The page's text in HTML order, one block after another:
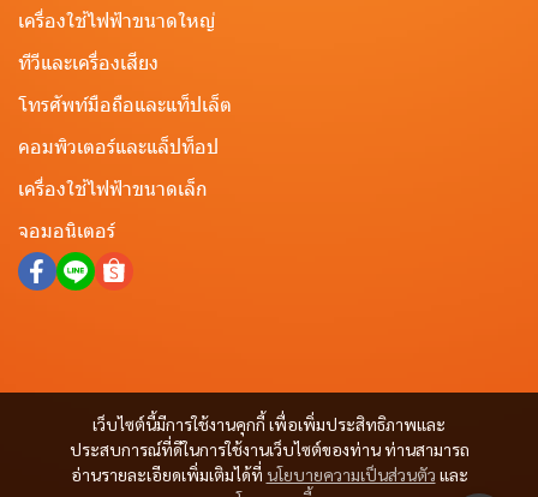
เว็บไซต์นี้มีการใช้งานคุกกี้ เพื่อเพิ่มประสิทธิภาพและ
ประสบการณ์ที่ดีในการใช้งานเว็บไซต์ของท่าน ท่านสามารถ
อ่านรายละเอียดเพิ่มเติมได้ที่ นโยบายความเป็นส่วนตัว และ
เครื่องใช้ไฟฟ้าขนาดใหญ่
ทีวีและเครื่องเสียง
โทรศัพท์มือถือและแท็ปเล็ต
คอมพิวเตอร์และแล็ปท็อป
เครื่องใช้ไฟฟ้าขนาดเล็ก
จอมอนิเตอร์